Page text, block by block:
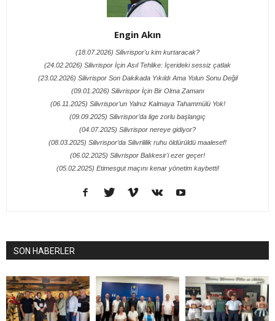
Engin Akın
(18.07.2026) Silivrispor'u kim kurtaracak?
(24.02.2026) Silivrispor İçin Asıl Tehlike: İçerideki sessiz çatlak
(23.02.2026) Silivrispor Son Dakikada Yıkıldı Ama Yolun Sonu Değil
(09.01.2026) Silivrispor İçin Bir Olma Zamanı
(06.11.2025) Silivrispor’un Yalnız Kalmaya Tahammülü Yok!
(09.09.2025) Silivrispor’da lige zorlu başlangıç
(04.07.2025) Silivrispor nereye gidiyor?
(08.03.2025) Silivrispor’da Silivrililik ruhu öldürüldü maalesef!
(06.02.2025) Silivrispor Balıkesir'i ezer geçer!
(05.02.2025) Etimesgut maçını kenar yönetim kaybetti!
SON HABERLER